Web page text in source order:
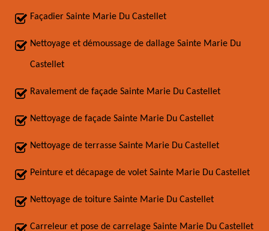
Façadier Sainte Marie Du Castellet
Nettoyage et démoussage de dallage Sainte Marie Du
Castellet
Ravalement de façade Sainte Marie Du Castellet
Nettoyage de façade Sainte Marie Du Castellet
Nettoyage de terrasse Sainte Marie Du Castellet
Peinture et décapage de volet Sainte Marie Du Castellet
Nettoyage de toiture Sainte Marie Du Castellet
Carreleur et pose de carrelage Sainte Marie Du Castellet